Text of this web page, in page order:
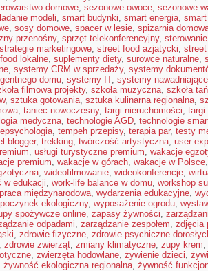
domowe, sezonowe owoce, sezonowe
modeli, smart budynki, smart energia,
, sosy domowe, spacer w lesie, spiżarnia
przenośny, sprzęt telekonferencyjny,
strategie marketingowe, street food azjatycki, street
lokalne, suplementy diety, surowce naturalne,
, systemy CRM w sprzedaży, systemy
domu, systemy IT, systemy nawadniające
filmowa projekty, szkoła muzyczna, szkoła
, sztuka gotowania, sztuka kulinarna regionalna,
, taniec nowoczesny, targi nieruchomości, targi
medyczna, technologie AGD, technologie
, tempeh przepisy, terapia par, testy
blogger, trekking, twórczość artystyczna, user
, usługi turystyczne premium, wakacje
premium, wakacje w górach, wakacje w Polsce
, wideofilmowanie, wideokonferencje,
w edukacji, work-life balance w domu, workshop
międzynarodowa, wydarzenia edukacyjne,
ekologiczny, wyposażenie ogrodu,
spożywcze online, zapasy żywności,
odpadami, zarządzanie zespołem, zdjęcia
, zdrowie fizyczne, zdrowie psychiczne
zdrowie zwierząt, zmiany klimatyczne, zupy krem,
, zwierzęta hodowlane, żywienie dzieci,
żywność ekologiczna regionalna, żywność